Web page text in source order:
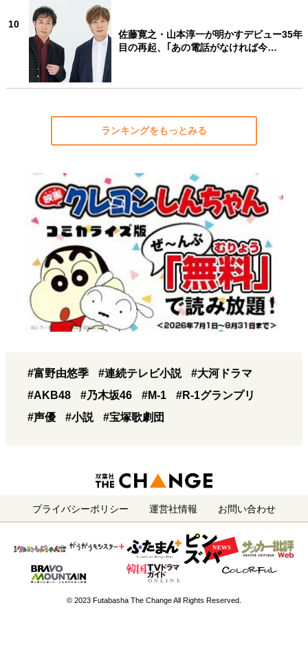
10
佐藤寛之・山本淳一が明かすデビュー35年
目の再起、｢あの電話がなければ今…
ランキングをもっとみる
#富野由悠季 #連続テレビ小説
#大河ドラマ
#AKB48
#乃木坂46 #M-1
#R-1グランプリ
#声優
#小説 #宝塚歌劇団
プライバシーポリシー 運営社情報 お問い合わせ
© 2023 Futabasha The Change All Rights Reserved.